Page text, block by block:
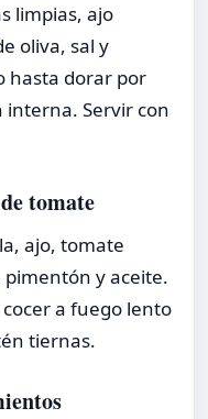
limpias, ajo
oliva, sal y
hasta dorar por
Servir con
tomate
ajo, tomate
y aceite.
a fuego lento
tiernas.